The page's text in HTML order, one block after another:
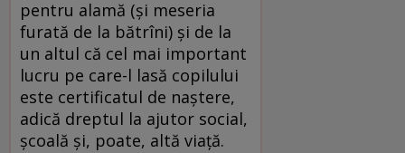
pentru alamă (și meseria
furată de la bătrîni) și de la
un altul că cel mai important
lucru pe care-l lasă copilului
este certificatul de naștere,
adică dreptul la ajutor social,
școală și, poate, altă viață.